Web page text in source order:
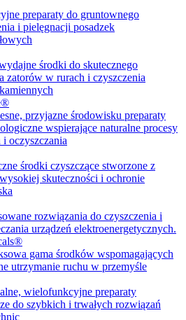
preparaty do gruntownego
i pielęgnacji posadzek
środki do skutecznego
zatorów w rurach i czyszczenia
przyjazne środowisku preparaty
wspierające naturalne procesy
i oczyszczania
środki czyszczące stworzone z
skuteczności i ochronie
rozwiązania do czyszczenia i
urządzeń elektroenergetycznych.
gama środków wspomagających
utrzymanie ruchu w przemyśle
wielofunkcyjne preparaty
do szybkich i trwałych rozwiązań